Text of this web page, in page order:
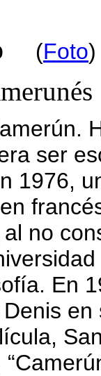
(Foto
ser
1976,
no
En